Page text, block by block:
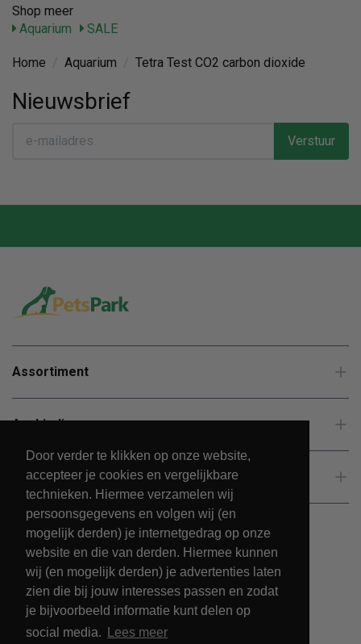
Door verder te klikken op onze website,
accepteer je cookies en vergelijkbare
technieken. Hiermee verzamelen wij
persoonsgegevens en volgen wij (en
mogelijk derden) je internetgedrag op onze
website en die van derden. Hiermee kunnen
wij (en mogelijk derden) je advertenties laten
zien die bij jouw interesses passen en zodat
je bijvoorbeeld informatie kunt delen op
social media.
Lees meer
Shop meer
Aquarium
SALE
Home Aquarium Tetra Test CO2 carbon dioxide
Nieuwsbrief
Verstuur
Assortiment
Aanbiedingen
Klantenservice